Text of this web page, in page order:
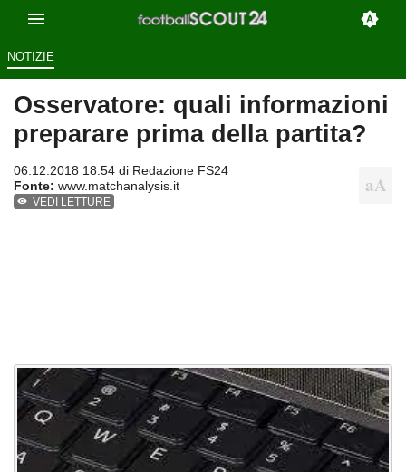
NOTIZIE
Osservatore: quali informazioni
preparare prima della partita?
06.12.2018 18:54 di Redazione FS24
Fonte: www.matchanalysis.it
VEDI LETTURE